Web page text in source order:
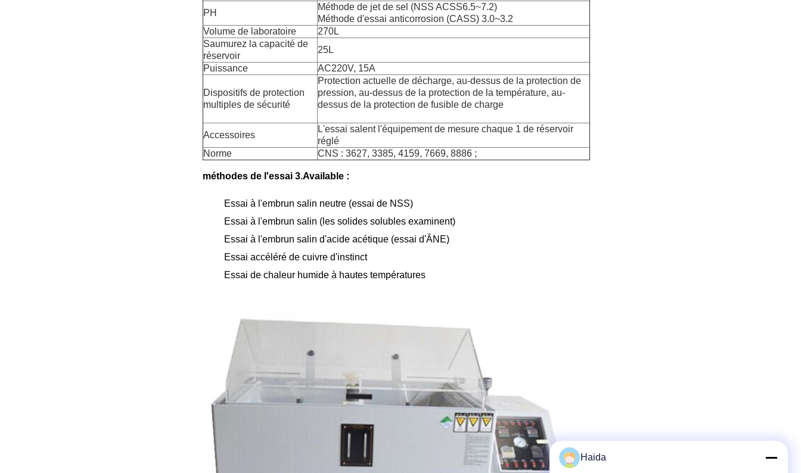
PH
Méthode de jet de sel (NSS ACSS6.5~7.2)
Méthode d'essai anticorrosion (CASS) 3.0~3.2
Volume de laboratoire
270L
Saumurez la capacité de
réservoir
25L
Puissance
AC220V, 15A
Dispositifs de protection
multiples de sécurité
Protection actuelle de décharge, au-dessus de la protection de
pression, au-dessus de la protection de la température, au-
dessus de la protection de fusible de charge
Accessoires
L'essai salent l'équipement de mesure chaque 1 de réservoir
réglé
Norme
CNS : 3627, 3385, 4159, 7669, 8886 ;
méthodes de l'essai 3.Available :
Essai à l'embrun salin neutre (essai de NSS)
Essai à l'embrun salin (les solides solubles examinent)
Essai à l'embrun salin d'acide acétique (essai d'ÂNE)
Essai accéléré de cuivre d'instinct
Essai de chaleur humide à hautes températures
Haida